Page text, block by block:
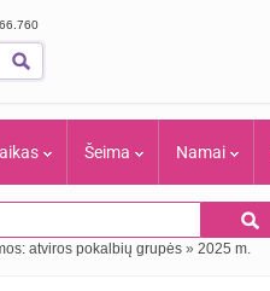
66.760
Šeima Namai
atviros pokalbių grupės » 2025 m.